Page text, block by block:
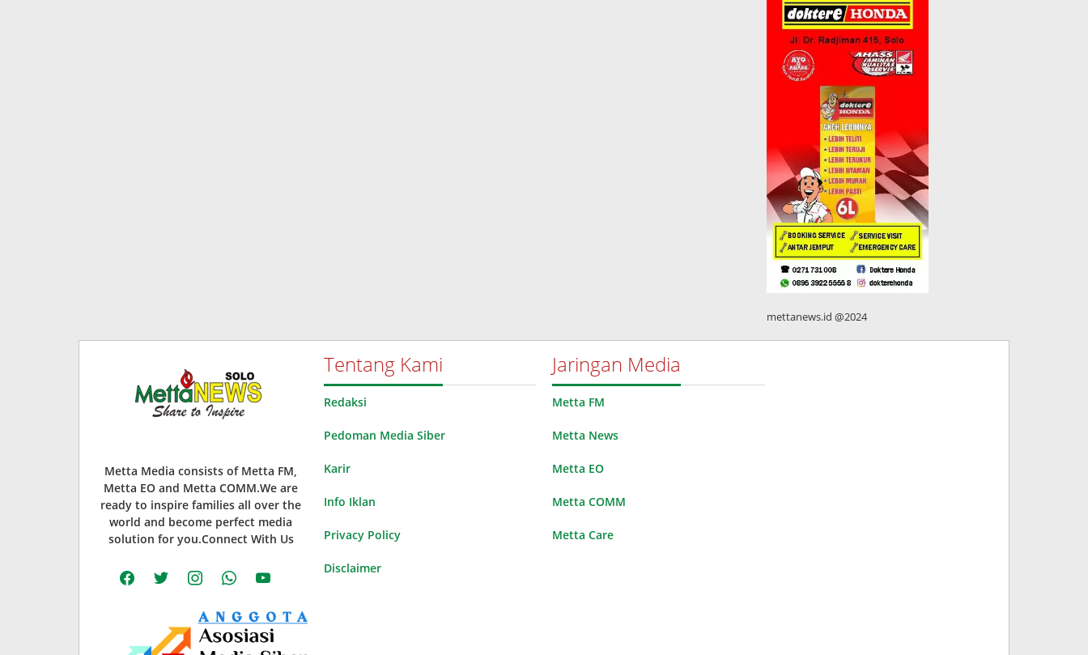
mettanews.id @2024
Metta Media consists of Metta FM,
Metta EO and Metta COMM.We are
ready to inspire families all over the
world and become perfect media
solution for you.Connect With Us
facebooktwitter instagramwhatsappyoutube
Tentang Kami
Redaksi
Pedoman Media Siber
Karir
Info Iklan
Privacy Policy
Disclaimer
Jaringan Media
Metta FM
Metta News
Metta EO
Metta COMM
Metta Care